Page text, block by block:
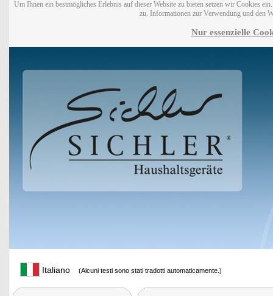
Um Ihnen ein bestmögliches Erlebnis auf dieser Website zu bieten setzen wir Cookies
zu. Informationen zur Verwendung und den
Nur essenzielle
Italiano (Alcuni testi sono stati tradotti automaticamente.)